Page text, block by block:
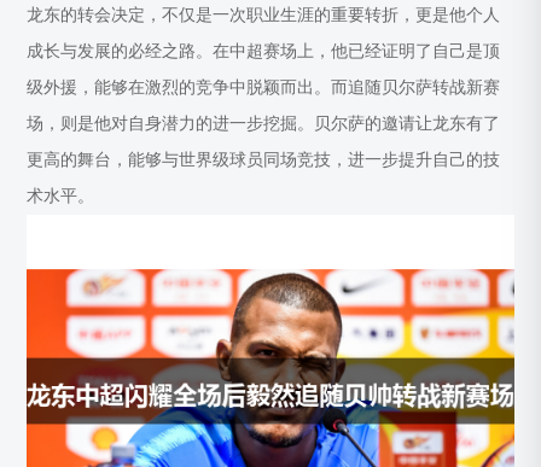
龙东的转会决定，不仅是一次职业生涯的重要转折，更是他个人
成长与发展的必经之路。在中超赛场上，他已经证明了自己是顶
级外援，能够在激烈的竞争中脱颖而出。而追随贝尔萨转战新赛
场，则是他对自身潜力的进一步挖掘。贝尔萨的邀请让龙东有了
更高的舞台，能够与世界级球员同场竞技，进一步提升自己的技
术水平。